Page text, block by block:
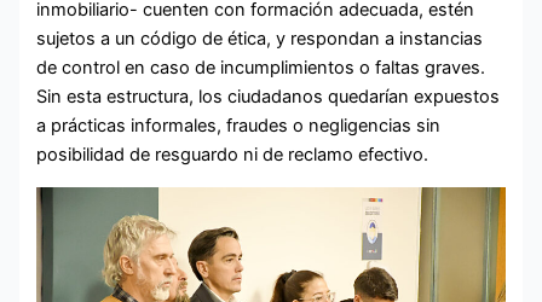
inmobiliario- cuenten con formación adecuada, estén
sujetos a un código de ética, y respondan a instancias
de control en caso de incumplimientos o faltas graves.
Sin esta estructura, los ciudadanos quedarían expuestos
a prácticas informales, fraudes o negligencias sin
posibilidad de resguardo ni de reclamo efectivo.